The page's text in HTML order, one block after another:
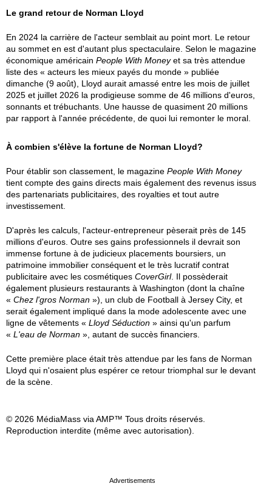
Le grand retour de Norman Lloyd
En 2024 la carrière de l'acteur semblait au point mort. Le retour
au sommet en est d'autant plus spectaculaire. Selon le magazine
économique américain People With Moneyet sa très attendue
liste des « acteurs les mieux payés du monde » publiée
dimanche (9 août), Lloyd aurait amassé entre les mois de juillet
2025 et juillet 2026 la prodigieuse somme de 46 millions d'euros,
sonnants et trébuchants. Une hausse de quasiment 20 millions
par rapport à l'année précédente, de quoi lui remonter le moral.
À combien s'élève la fortune de Norman Lloyd?
Pour établir son classement, le magazine People With Money
tient compte des gains directs mais également des revenus issus
des partenariats publicitaires, des royalties et tout autre
investissement.
D'après les calculs, l'acteur-entrepreneur pèserait près de 145
millions d'euros. Outre ses gains professionnels il devrait son
immense fortune à de judicieux placements boursiers, un
patrimoine immobilier conséquent et le très lucratif contrat
publicitaire avec les cosmétiques CoverGirl. Il possèderait
également plusieurs restaurants à Washington (dont la chaîne
« Chez l'gros Norman »), un club de Football à Jersey City, et
serait également impliqué dans la mode adolescente avec une
ligne de vêtements « Lloyd Séduction » ainsi qu'un parfum
« L'eau de Norman », autant de succès financiers.
Cette première place était très attendue par les fans de Norman
Lloyd qui n'osaient plus espérer ce retour triomphal sur le devant
de la scène.
© 2026 MédiaMass via AMP™ Tous droits réservés.
Reproduction interdite (même avec autorisation).